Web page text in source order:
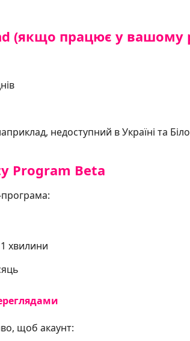
(якщо працює у вашому
недоступний в Україні та
Program Beta
програма:
хвилини
щоб акаунт: